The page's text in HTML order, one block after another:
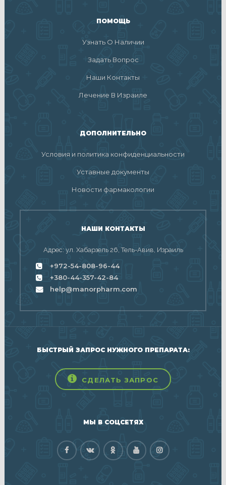
ПОМОЩЬ
Узнать О Наличии
Задать Вопрос
Наши Контакты
Лечение В Израиле
ДОПОЛНИТЕЛЬНО
Условия и политика конфиденциальности
Уставные документы
Новости фармакологии
НАШИ КОНТАКТЫ
Адрес: ул. Хабарзель 26, Тель-Авив, Израиль
+972-54-808-96-44
+380-44-357-42-84
help@manorpharm.com
БЫСТРЫЙ ЗАПРОС НУЖНОГО ПРЕПАРАТА:
СДЕЛАТЬ ЗАПРОС
МЫ В СОЦСЕТЯХ